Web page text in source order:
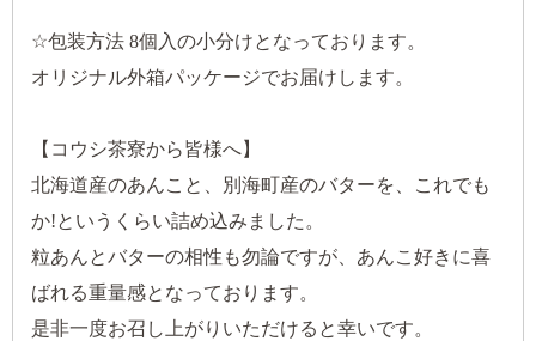
☆包装方法 8個入の小分けとなっております。
オリジナル外箱パッケージでお届けします。
【コウシ茶寮から皆様へ】
北海道産のあんこと、別海町産のバターを、これでも
か!というくらい詰め込みました。
粒あんとバターの相性も勿論ですが、あんこ好きに喜
ばれる重量感となっております。
是非一度お召し上がりいただけると幸いです。